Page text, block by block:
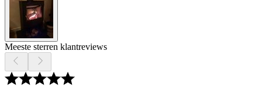
Meeste sterren klantreviews